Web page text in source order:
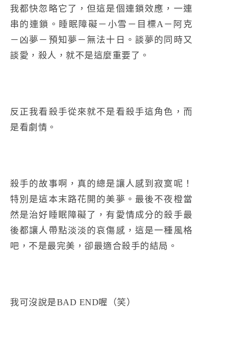
我都快忽略它了，但這是個連鎖效應，一連
串的連鎖。睡眠障礙－小雪－目標A－阿克
－凶夢－預知夢－無法十日。談夢的同時又
談愛，殺人，就不是這麼重要了。
反正我看殺手從來就不是看殺手這角色，而
是看劇情。
殺手的故事啊，真的總是讓人感到寂寞呢！
特別是這本末路花開的美夢。最後不夜橙當
然是治好睡眠障礙了，有愛情成分的殺手最
後都讓人帶點淡淡的哀傷感，這是一種風格
吧，不是最完美，卻最適合殺手的結局。
我可沒說是BAD END喔（笑）